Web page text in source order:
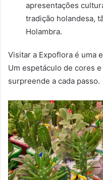
apresentações
tradição holandesa,
Holambra.
Visitar a Expoflora é uma
Um espetáculo de cores
surpreende a cada passo.